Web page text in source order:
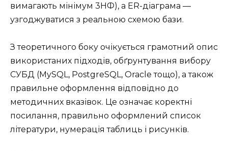
вимагають мінімум 3НФ), а ER-діаграма —
узгоджуватися з реальною схемою бази.
З теоретичного боку очікується грамотний опис
використаних підходів, обґрунтування вибору
СУБД (MySQL, PostgreSQL, Oracle тощо), а також
правильне оформлення відповідно до
методичних вказівок. Це означає коректні
посилання, правильно оформлений список
літератури, нумерація таблиць і рисунків.